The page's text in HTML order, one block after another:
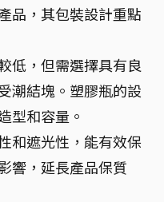
品，其包裝設計重點
低，但需選擇具有良
潮結塊。塑膠瓶的設
型和容量。
和遮光性，能有效保
響，延長產品保質